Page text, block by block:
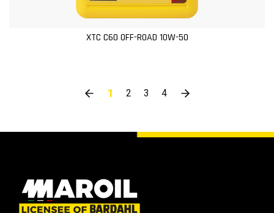
XTC C60 OFF-ROAD 10W-50
1 2 3 4